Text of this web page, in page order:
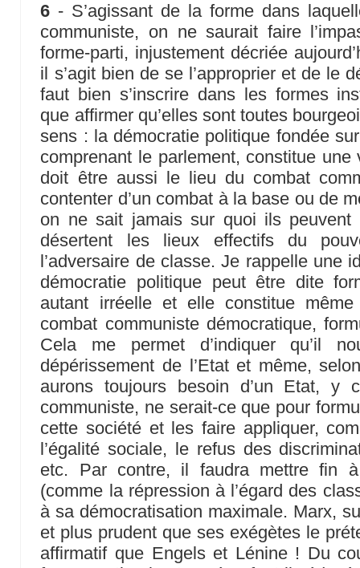
6 - S’agissant de la forme dans
communiste, on ne saurait faire
forme-parti, injustement décriée
il s’agit bien de se l’approprier et de le
faut bien s’inscrire dans les formes
que affirmer qu’elles sont toutes
sens : la démocratie politique fondée
comprenant le parlement, constitue
doit être aussi le lieu du combat
contenter d’un combat à la base ou de
on ne sait jamais sur quoi ils peuvent
désertent les lieux effectifs du
l’adversaire de classe. Je rappelle une
démocratie politique peut être dite
autant irréelle et elle constitue
combat communiste démocratique,
Cela me permet d’indiquer qu’il
dépérissement de l’Etat et même,
aurons toujours besoin d’un Etat, y
communiste, ne serait-ce que pour
cette société et les faire appliquer,
l’égalité sociale, le refus des
etc. Par contre, il faudra mettre fin
(comme la répression à l’égard des
à sa démocratisation maximale. Marx,
et plus prudent que ses exégètes le
affirmatif que Engels et Lénine ! Du